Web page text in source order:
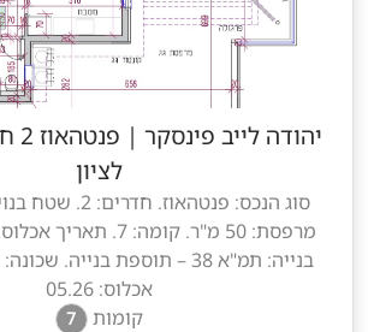
יהודה לייב פינסקר |
לציון
בנייה: תמ"א 38 – תוספת
אכלוס: 05.26
קומות
7